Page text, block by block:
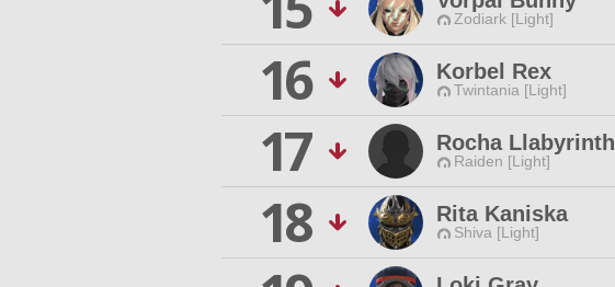
Zodiark [Light]
16
Korbel Rex
Twintania [Light]
17
Rocha Llabyrinth
Raiden [Light]
18
Rita Kaniska
Shiva [Light]